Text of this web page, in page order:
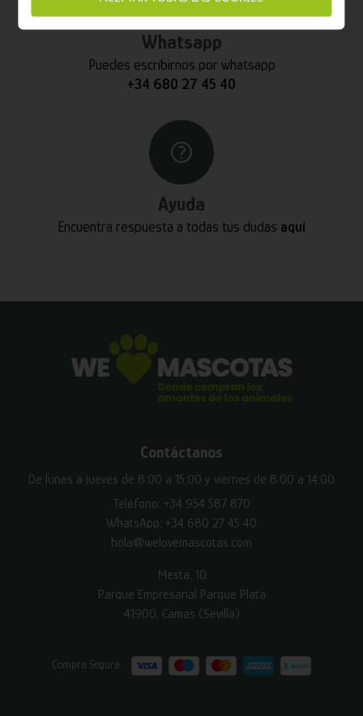
Whatsapp
Puedes escribirnos por whatsapp
+34 680 27 45 40
Ayuda
Encuentra respuesta a todas tus dudas aquí
Contáctanos
De lunes a jueves de 8:00 a 15:00 y viernes de 8:00 a 14:00
Teléfono: +34 954 587 870
WhatsApp: +34 680 27 45 40
hola@welovemascotas.com
Mesta, 10
Parque Empresarial Parque Plata
41900, Camas (Sevilla)
Compra Segura: